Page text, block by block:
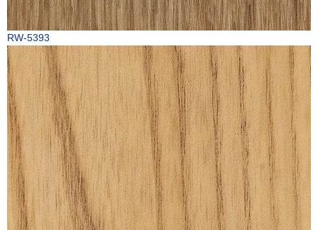
RW-5393